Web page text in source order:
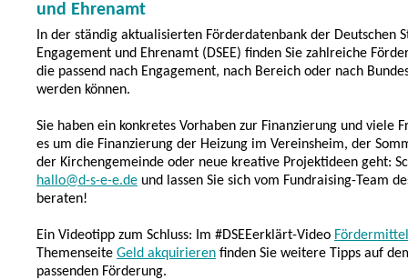
und Ehrenamt
In der ständig aktualisierten Förderdatenbank der Deutschen
Engagement und Ehrenamt (DSEE) finden Sie zahlreiche
die passend nach Engagement, nach Bereich oder nach
werden können.
Sie haben ein konkretes Vorhaben zur Finanzierung und viele
es um die Finanzierung der Heizung im Vereinsheim, der
der Kirchengemeinde oder neue kreative Projektideen geht:
hallo@d-s-e-e.de und lassen Sie sich vom Fundraising-Team
beraten!
Ein Videotipp zum Schluss: Im #DSEEerklärt-Video Fördermittel
Themenseite Geld akquirieren finden Sie weitere Tipps auf
passenden Förderung.